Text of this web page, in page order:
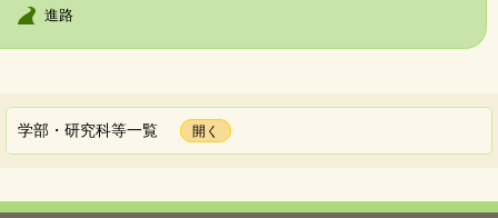
進路
学部・研究科等一覧